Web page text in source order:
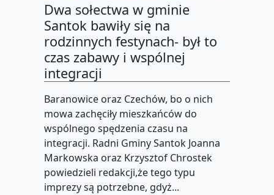
Dwa sołectwa w gminie
Santok bawiły się na
rodzinnych festynach- był to
czas zabawy i wspólnej
integracji
Baranowice oraz Czechów, bo o nich
mowa zachęciły mieszkańców do
wspólnego spędzenia czasu na
integracji. Radni Gminy Santok Joanna
Markowska oraz Krzysztof Chrostek
powiedzieli redakcji,że tego typu
imprezy są potrzebne, gdyż...